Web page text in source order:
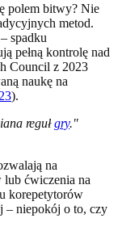
polem bitwy? Nie
metod.
spadku
pełną kontrolę nad
Council z 2023
naukę na
).
regułgry."
na
lub ćwiczenia na
korepetytorów
– niepokój o to, czy